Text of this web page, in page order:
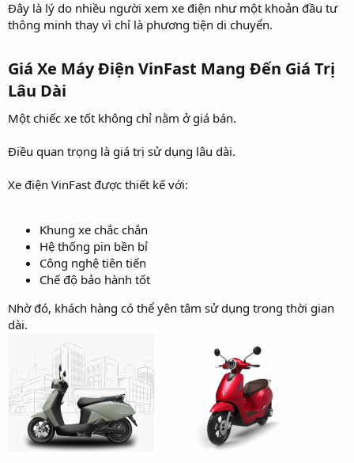
Đây là lý do nhiều người xem xe điện như một khoản đầu tư
thông minh thay vì chỉ là phương tiện di chuyển.
Giá Xe Máy Điện VinFast Mang Đến Giá Trị
Lâu Dài​
Một chiếc xe tốt không chỉ nằm ở giá bán.
Điều quan trọng là giá trị sử dụng lâu dài.
Xe điện VinFast được thiết kế với:
Khung xe chắc chắn
Hệ thống pin bền bỉ
Công nghệ tiên tiến
Chế độ bảo hành tốt
Nhờ đó, khách hàng có thể yên tâm sử dụng trong thời gian
dài.